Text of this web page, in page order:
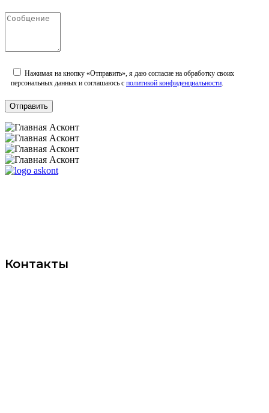
Нажимая на кнопку «Отправить», я даю согласие на обработку своих
персональных данных и соглашаюсь с политикой конфиденциальности
Контакты